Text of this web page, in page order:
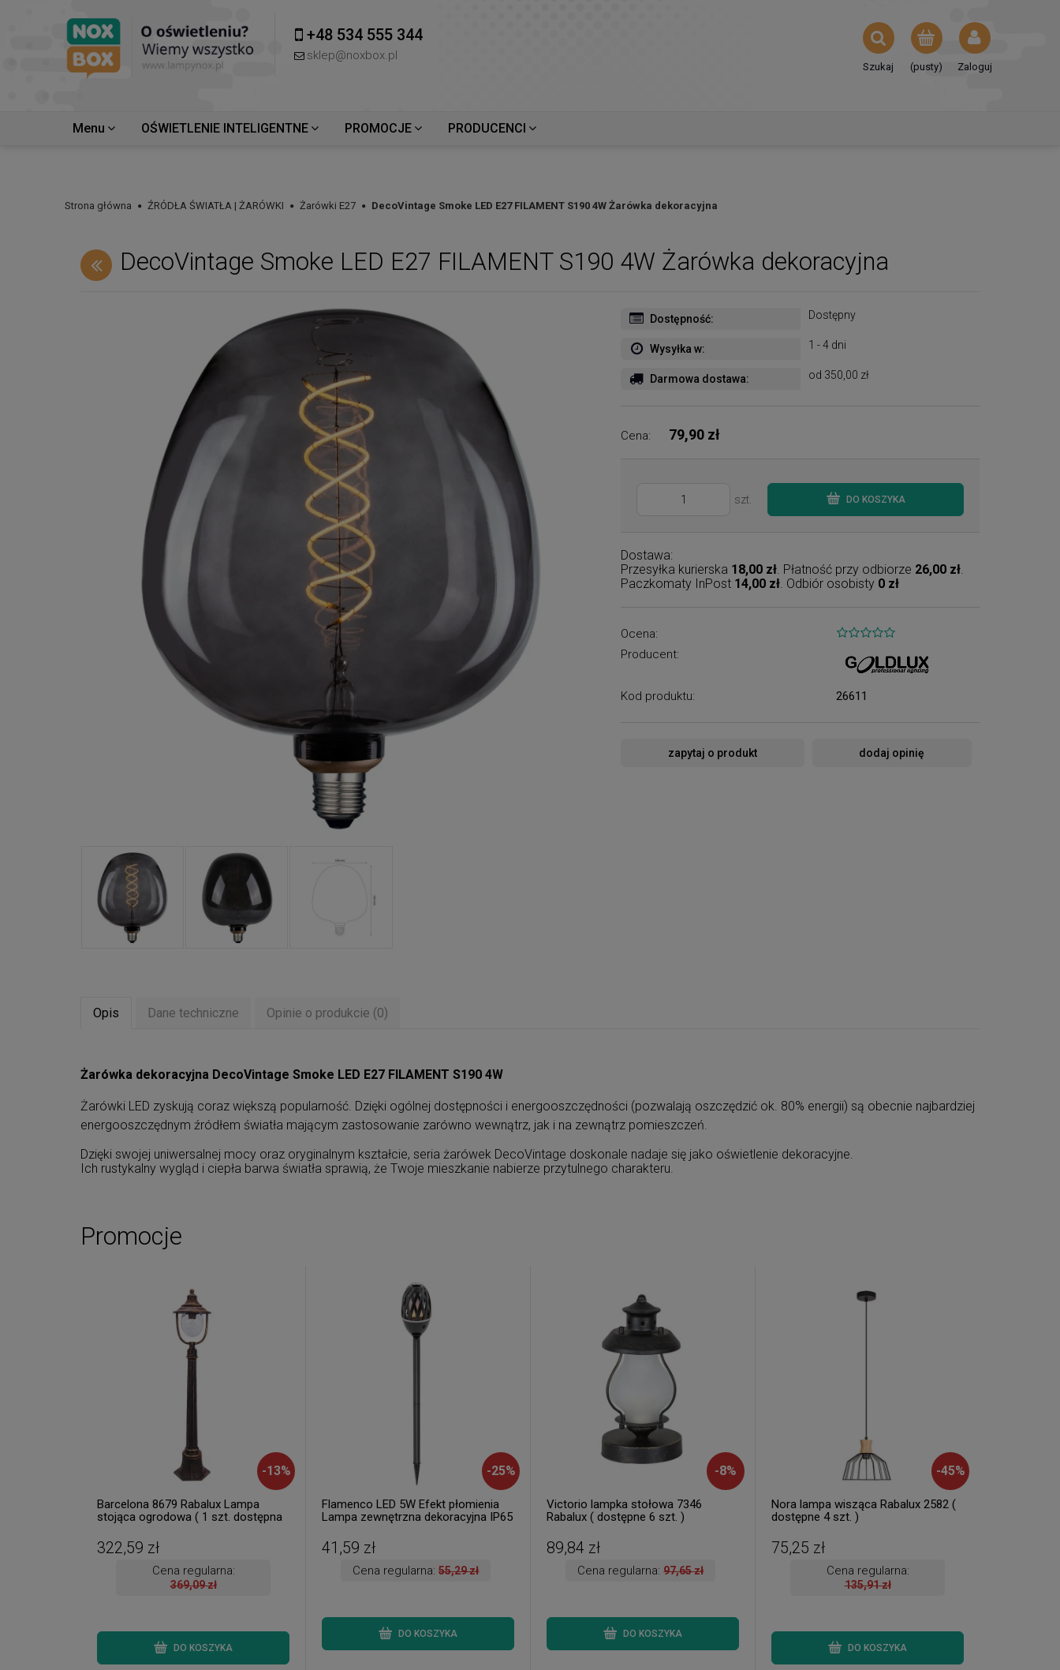
+48 534 555 344
sklep@noxbox.pl
(pusty) Zaloguj
Szukaj
Menu OŚWIETLENIE INTELIGENTNE PROMOCJE PRODUCENCI
Strona główna ŹRÓDŁA ŚWIATŁA | ŻARÓWKI Żarówki E27 DecoVintage Smoke LED E27 FILAMENT S190 4W Żarówka dekoracyjna
DecoVintage Smoke LED E27 FILAMENT S190 4W Żarówka dekoracyjna
Dostępność: Dostępny
Wysyłka w: 1 - 4 dni
Darmowa dostawa: od 350,00 zł
Cena: 79,90 zł
szt. DO KOSZYKA
Dostawa:
Przesyłka kurierska 18,00 zł. Płatność przy odbiorze 26,00 zł.
Paczkomaty InPost 14,00 zł. Odbiór osobisty 0 zł
Ocena:
Producent:
Kod produktu: 26611
zapytaj o produkt dodaj opinię
Opis Dane techniczne Opinie o produkcie (0)
Żarówka dekoracyjna DecoVintage Smoke LED E27 FILAMENT S190 4W
Żarówki LED zyskują coraz większą popularność. Dzięki ogólnej dostępności i energooszczędności (pozwalają oszczędzić ok. 80% energii) są obecnie najbardziej
energooszczędnym źródłem światła mającym zastosowanie zarówno wewnątrz, jak i na zewnątrz pomieszczeń.
Dzięki swojej uniwersalnej mocy oraz oryginalnym kształcie, seria żarówek DecoVintage doskonale nadaje się jako oświetlenie dekoracyjne.
Ich rustykalny wygląd i ciepła barwa światła sprawią, że Twoje mieszkanie nabierze przytulnego charakteru.
Promocje
-13%
Barcelona 8679 Rabalux Lampa
stojąca ogrodowa ( 1 szt. dostępna
322,59 zł
Cena regularna:
369,09 zł
DO KOSZYKA
-25%
Flamenco LED 5W Efekt płomienia
Lampa zewnętrzna dekoracyjna IP65
41,59 zł
Cena regularna:55,29 zł
DO KOSZYKA
-8%
Victorio lampka stołowa 7346
Rabalux ( dostępne 6 szt. )
89,84 zł
Cena regularna:97,65 zł
DO KOSZYKA
-45%
Nora lampa wisząca Rabalux 2582 (
dostępne 4 szt. )
75,25 zł
Cena regularna:
135,91 zł
DO KOSZYKA